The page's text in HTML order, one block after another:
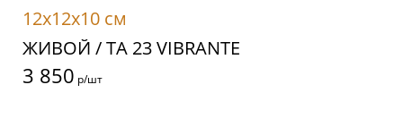
12x12x10 см
ЖИВОЙ / TA 23 VIBRANTE
3 850 р/шт